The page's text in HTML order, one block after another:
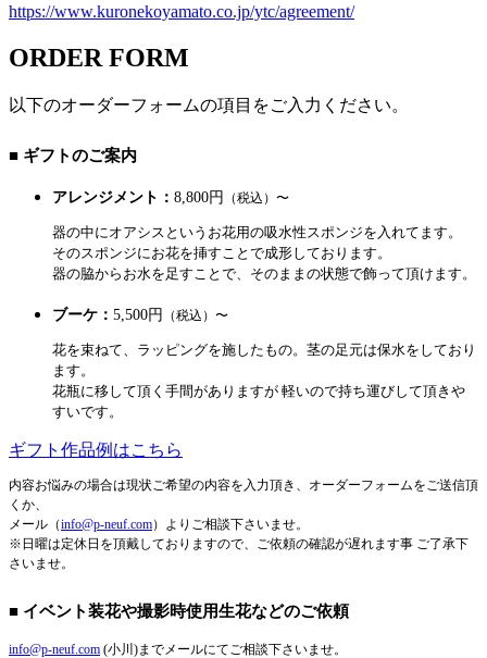
https://www.kuronekoyamato.co.jp/ytc/agreement/
ORDER FORM
以下のオーダーフォームの項目をご入力ください。
■ ギフトのご案内
アレンジメント： 8,800円 （税込）〜
器の中にオアシスというお花用の吸水性スポンジを入れてます。
そのスポンジにお花を挿すことで成形しております。
器の脇からお水を足すことで、そのままの状態で飾って頂けます。
ブーケ： 5,500円 （税込）〜
花を束ねて、ラッピングを施したもの。茎の足元は保水をしており
ます。
花瓶に移して頂く手間がありますが 軽いので持ち運びして頂きや
すいです。
ギフト作品例はこちら
内容お悩みの場合は現状ご希望の内容を入力頂き、オーダーフォームをご送信頂
くか、
メール（info@p-neuf.com）よりご相談下さいませ。
※日曜は定休日を頂戴しておりますので、ご依頼の確認が遅れます事 ご了承下
さいませ。
■ イベント装花や撮影時使用生花などのご依頼
info@p-neuf.com (小川)までメールにてご相談下さいませ。